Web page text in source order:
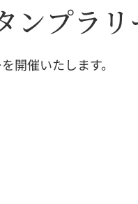
ンプラリ
開催いたします。